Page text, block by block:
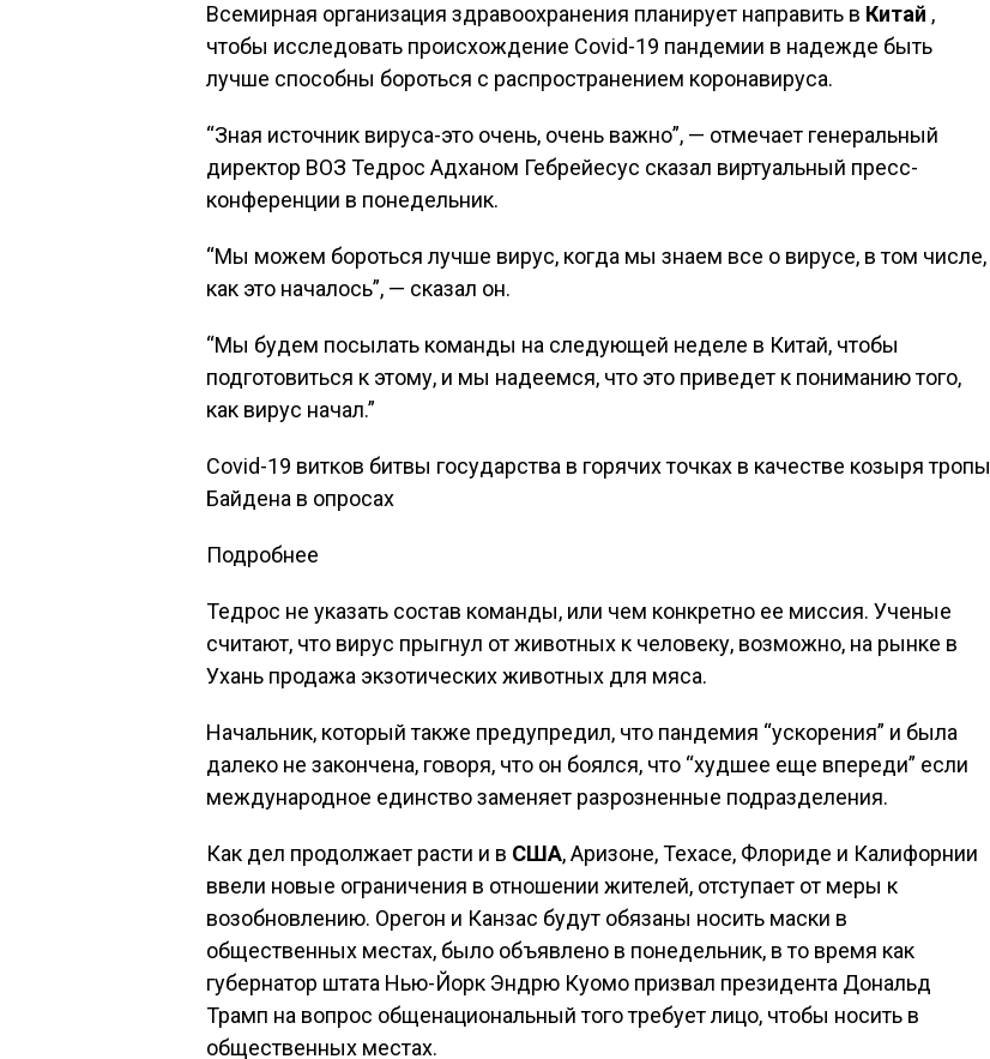
Всемирная организация здравоохранения планирует направить в Китай ,
чтобы исследовать происхождение Covid-19 пандемии в надежде быть
лучше способны бороться с распространением коронавируса.
“Зная источник вируса-это очень, очень важно”, — отмечает генеральный
директор ВОЗ Тедрос Адханом Гебрейесус сказал виртуальный пресс-
конференции в понедельник.
“Мы можем бороться лучше вирус, когда мы знаем все о вирусе, в том числе,
как это началось”, — сказал он.
“Мы будем посылать команды на следующей неделе в Китай, чтобы
подготовиться к этому, и мы надеемся, что это приведет к пониманию того,
как вирус начал.”
Covid-19 витков битвы государства в горячих точках в качестве козыря тропы
Байдена в опросах
Подробнее
Тедрос не указать состав команды, или чем конкретно ее миссия. Ученые
считают, что вирус прыгнул от животных к человеку, возможно, на рынке в
Ухань продажа экзотических животных для мяса.
Начальник, который также предупредил, что пандемия “ускорения” и была
далеко не закончена, говоря, что он боялся, что “худшее еще впереди” если
международное единство заменяет разрозненные подразделения.
Как дел продолжает расти и в США, Аризоне, Техасе, Флориде и Калифорнии
ввели новые ограничения в отношении жителей, отступает от меры к
возобновлению. Орегон и Канзас будут обязаны носить маски в
общественных местах, было объявлено в понедельник, в то время как
губернатор штата Нью-Йорк Эндрю Куомо призвал президента Дональд
Трамп на вопрос общенациональный того требует лицо, чтобы носить в
общественных местах.